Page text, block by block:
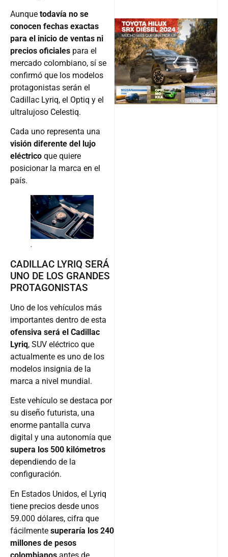
Aunque todavía no se
conocen fechas exactas
para el inicio de ventas ni
precios oficiales para el
mercado colombiano, sí se
confirmó que los modelos
protagonistas serán el
Cadillac Lyriq, el Optiq y el
ultralujoso Celestiq.
Cada uno representa una
visión diferente del lujo
eléctrico que quiere
posicionar la marca en el
país.
.
CADILLAC LYRIQ SERÁ
UNO DE LOS GRANDES
PROTAGONISTAS
Uno de los vehículos más
importantes dentro de esta
ofensiva será el Cadillac
Lyriq, SUV eléctrico que
actualmente es uno de los
modelos insignia de la
marca a nivel mundial.
Este vehículo se destaca por
su diseño futurista, una
enorme pantalla curva
digital y una autonomía que
supera los 500 kilómetros
dependiendo de la
configuración.
En Estados Unidos, el Lyriq
tiene precios desde unos
59.000 dólares, cifra que
fácilmente superaría los 240
millones de pesos
colombianos antes de
Follow